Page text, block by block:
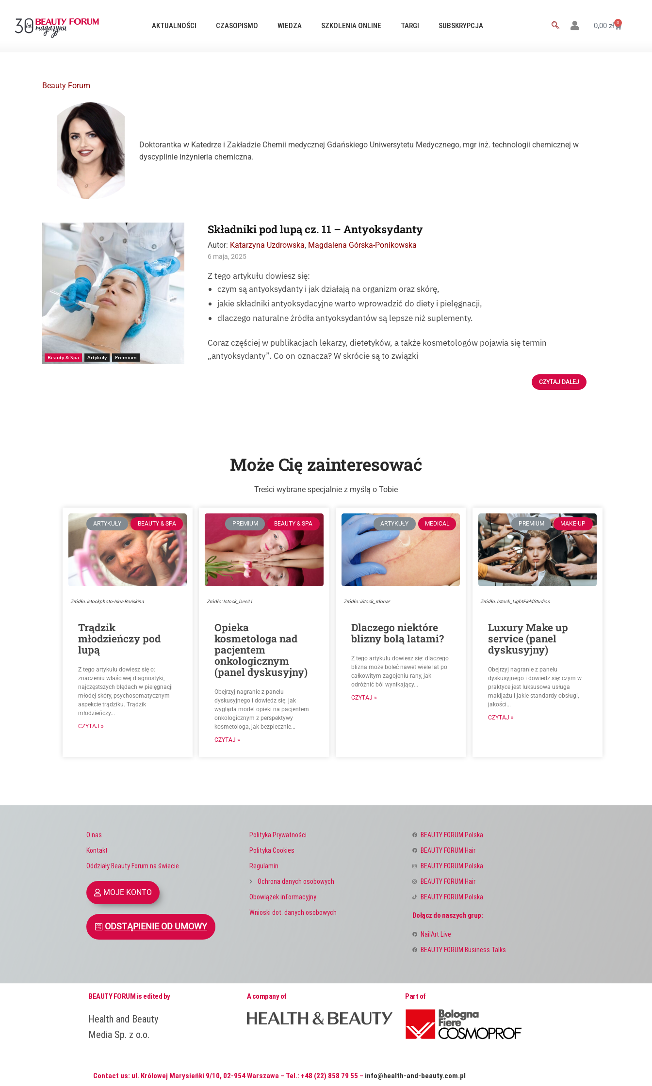
AKTUALNOŚCI CZASOPISMO WIEDZA SZKOLENIA ONLINE TARGI SUBSKRYPCJA 0,00 zł 0
Beauty Forum
Doktorantka w Katedrze i Zakładzie Chemii medycznej Gdańskiego Uniwersytetu Medycznego, mgr inż. technologii chemicznej w
dyscyplinie inżynieria chemiczna.
Źródło: Istock_istockphoto-Kateryna Kukota
Beauty & Spa Artykuły Premium
Składniki pod lupą cz. 11 – Antyoksydanty
Autor: Katarzyna Uzdrowska, Magdalena Górska-Ponikowska
6 maja, 2025
Z tego artykułu dowiesz się:
czym są antyoksydanty i jak działają na organizm oraz skórę,
jakie składniki antyoksydacyjne warto wprowadzić do diety i pielęgnacji,
dlaczego naturalne źródła antyoksydantów są lepsze niż suplementy.
Coraz częściej w publikacjach lekarzy, dietetyków, a także kosmetologów pojawia się termin
„antyoksydanty”. Co on oznacza? W skrócie są to związki
CZYTAJ DALEJ
Może Cię zainteresować
Treści wybrane specjalnie z myślą o Tobie
ARTYKUŁY BEAUTY & SPA
Źródło: istockphoto-Irina Boriskina
Trądzik
młodzieńczy pod
lupą
Z tego artykułu dowiesz się o:
znaczeniu właściwej diagnostyki,
najczęstszych błędach w pielęgnacji
młodej skóry, psychosomatycznym
aspekcie trądziku. Trądzik
młodzieńczy...
CZYTAJ »
PREMIUM BEAUTY & SPA
Źródło: Istock_Dee21
Opieka
kosmetologa nad
pacjentem
onkologicznym
(panel dyskusyjny)
Obejrzyj nagranie z panelu
dyskusyjnego i dowiedz się: jak
wygląda model opieki na pacjentem
onkologicznym z perspektywy
kosmetologa, jak bezpiecznie...
CZYTAJ »
ARTYKUŁY MEDICAL
Źródło: iStock_rdonar
Dlaczego niektóre
blizny bolą latami?
Z tego artykułu dowiesz się: dlaczego
blizna może boleć nawet wiele lat po
całkowitym zagojeniu rany, jak
odróżnić ból wynikający...
CZYTAJ »
PREMIUM MAKE-UP
Źródło: Istock_LightFieldStudios
Luxury Make up
service (panel
dyskusyjny)
Obejrzyj nagranie z panelu
dyskusyjnego i dowiedz się: czym w
praktyce jest luksusowa usługa
makijażu i jakie standardy obsługi,
jakości...
CZYTAJ »
O nas
Kontakt
Oddziały Beauty Forum na świecie
MOJE KONTO
ODSTĄPIENIE OD UMOWY
Polityka Prywatności
Polityka Cookies
Regulamin
Ochrona danych osobowych
Obowiązek informacyjny
Wnioski dot. danych osobowych
BEAUTY FORUM Polska
BEAUTY FORUM Hair
BEAUTY FORUM Polska
BEAUTY FORUM Hair
BEAUTY FORUM Polska
Dołącz do naszych grup:
NailArt Live
BEAUTY FORUM Business Talks
BEAUTY FORUM is edited by A company of Part of
Health and Beauty
Media Sp. z o.o.
Contact us: ul. Królowej Marysieńki 9/10, 02-954 Warszawa – Tel.: +48 (22) 858 79 55 – info@health-and-beauty.com.pl